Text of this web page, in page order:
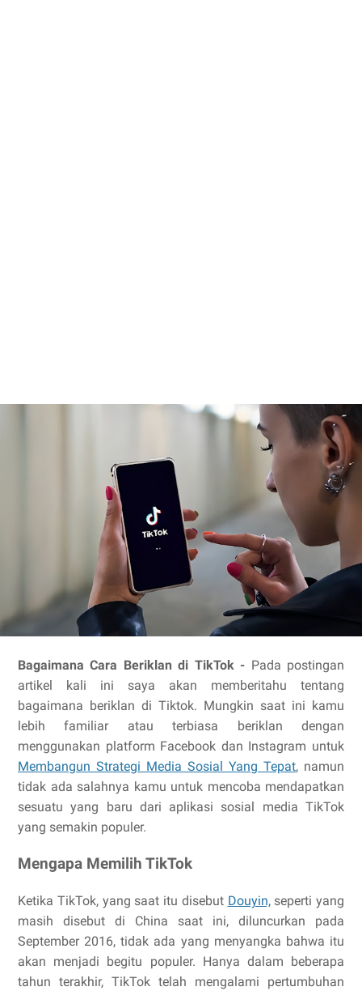
Bagaimana Cara Beriklan di TikTok - Pada postingan
artikel kali ini saya akan memberitahu tentang
bagaimana beriklan di Tiktok. Mungkin saat ini kamu
lebih familiar atau terbiasa beriklan dengan
menggunakan platform Facebook dan Instagram untuk
Membangun Strategi Media Sosial Yang Tepat, namun
tidak ada salahnya kamu untuk mencoba mendapatkan
sesuatu yang baru dari aplikasi sosial media TikTok
yang semakin populer.
Mengapa Memilih TikTok
Ketika TikTok, yang saat itu disebut Douyin,seperti yang
masih disebut di China saat ini, diluncurkan pada
September 2016, tidak ada yang menyangka bahwa itu
akan menjadi begitu populer. Hanya dalam beberapa
tahun terakhir, TikTok telah mengalami pertumbuhan